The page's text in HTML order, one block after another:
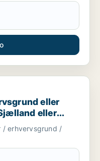
eller garage til salg i
eller
eller
/ erhvervsgrund /